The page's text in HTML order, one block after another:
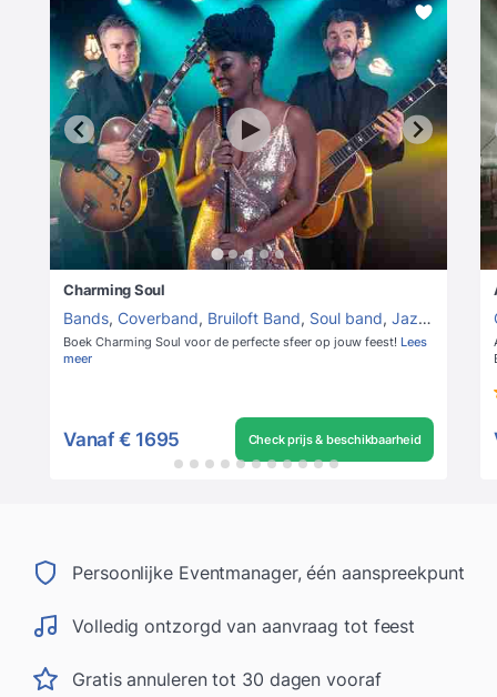
Charming Soul
Bands, Coverband, Bruiloft Band, Soul band, Jazz band
Boek Charming Soul voor de perfecte sfeer op jouw feest! Lees
meer
Vanaf € 1695 Check prijs & beschikbaarheid
Persoonlijke Eventmanager, één aanspreekpunt
Volledig ontzorgd van aanvraag tot feest
Gratis annuleren tot 30 dagen vooraf